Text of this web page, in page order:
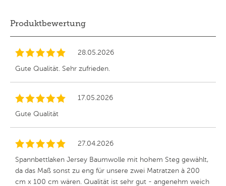
Produktbewertung
28.05.2026
Gute Qualität. Sehr zufrieden.
17.05.2026
Gute Qualität
27.04.2026
Spannbettlaken Jersey Baumwolle mit hohem Steg gewählt,
da das Maß sonst zu eng für unsere zwei Matratzen à 200
cm x 100 cm wären. Qualität ist sehr gut - angenehm weich